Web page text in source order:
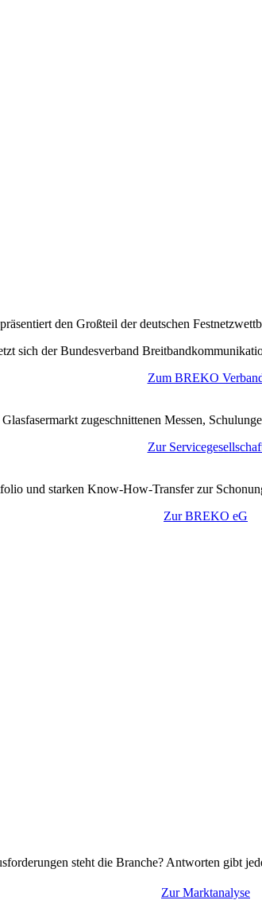
den Großteil der deutschen
sich der Bundesverband
Zum BREKO
zugeschnittenen Messen,
Zur
und starken Know-How-Transfer zur
Zur BREKO eG
steht die Branche? Antworten gibt
Zur Marktanalyse